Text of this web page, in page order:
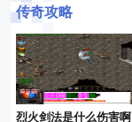
传奇攻略
烈火剑法是什么伤害啊